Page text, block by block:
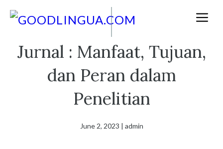
Jurnal : Manfaat, Tujuan,
dan Peran dalam
Penelitian
June 2, 2023 | admin